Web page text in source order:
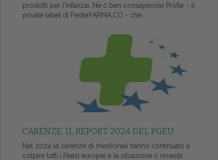
prodotti per l'infanzia. Ne č ben consapevole Profar - il
private label di FederFARMA.CO - che...
CARENZE, IL REPORT 2024 DEL PGEU
Nel 2024 le carenze di medicinali hanno continuato a
colpire tutti i Paesi europei e la situazione č rimasta